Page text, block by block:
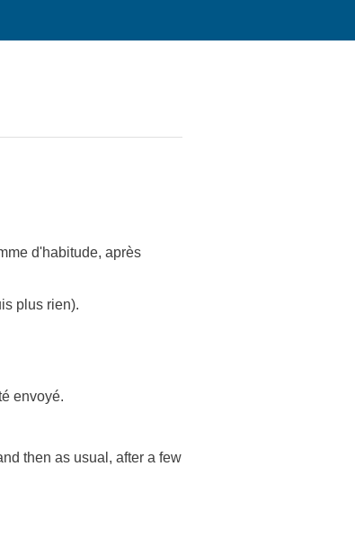
d'habitude, après
plus rien).
envoyé.
then as usual, after a few